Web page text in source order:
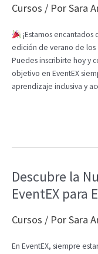
Cursos / PorSara
¡Estamos
edición de verano de los
Puedes inscribirte hoy y
objetivo en EventEX
aprendizaje inclusiva y
Descubre la
EventEX para
Cursos / PorSara
En EventEX, siempre